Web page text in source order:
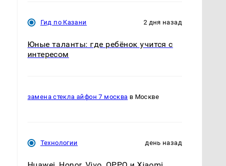
Гид по Казани 2 дня назад
Юные таланты: где ребёнок учится с
интересом
замена стекла айфон 7 москва в Москве
Технологии день назад